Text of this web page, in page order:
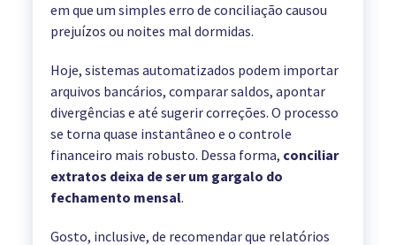
em que um simples erro de conciliação causou
prejuízos ou noites mal dormidas.
Hoje, sistemas automatizados podem importar
arquivos bancários, comparar saldos, apontar
divergências e até sugerir correções. O processo
se torna quase instantâneo e o controle
financeiro mais robusto. Dessa forma, conciliar
extratos deixa de ser um gargalo do
fechamento mensal.
Gosto, inclusive, de recomendar que relatórios